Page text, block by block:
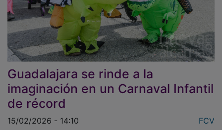
Guadalajara se rinde a la
imaginación en un Carnaval Infantil
de récord